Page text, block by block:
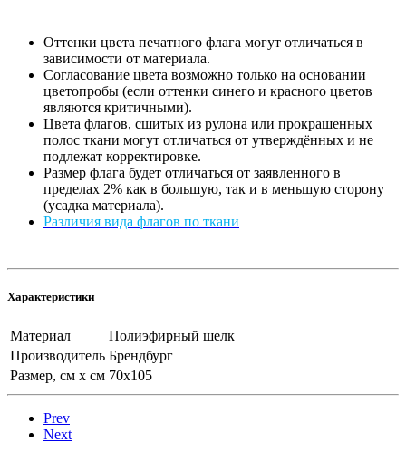
Оттенки цвета печатного флага могут отличаться в
зависимости от материала.
Согласование цвета возможно только на основании
цветопробы (если оттенки синего и красного цветов
являются критичными).
Цвета флагов, сшитых из рулона или прокрашенных
полос ткани могут отличаться от утверждённых и не
подлежат корректировке.
Размер флага будет отличаться от заявленного в
пределах 2% как в большую, так и в меньшую сторону
(усадка материала).
Различия вида флагов по ткани
Характеристики
Материал
Полиэфирный шелк
Производитель Брендбург
Размер, см х см 70х105
Prev
Next